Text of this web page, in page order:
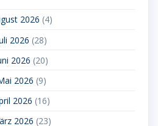
2026 (4)
2026 (28)
2026 (20)
2026 (9)
2026 (16)
2026 (23)